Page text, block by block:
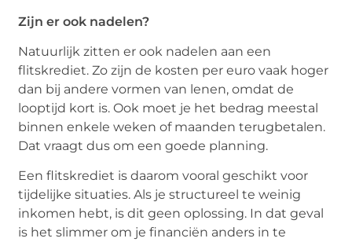
Zijn er ook nadelen?
Natuurlijk zitten er ook nadelen aan een
flitskrediet. Zo zijn de kosten per euro vaak hoger
dan bij andere vormen van lenen, omdat de
looptijd kort is. Ook moet je het bedrag meestal
binnen enkele weken of maanden terugbetalen.
Dat vraagt dus om een goede planning.
Een flitskrediet is daarom vooral geschikt voor
tijdelijke situaties. Als je structureel te weinig
inkomen hebt, is dit geen oplossing. In dat geval
is het slimmer om je financiën anders in te